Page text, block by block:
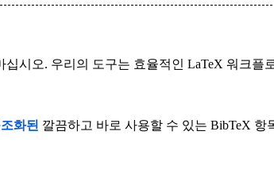
시오. 우리의 도구는 효율적인 LaTeX 워크플
화된 깔끔하고 바로 사용할 수 있는 BibTeX 항